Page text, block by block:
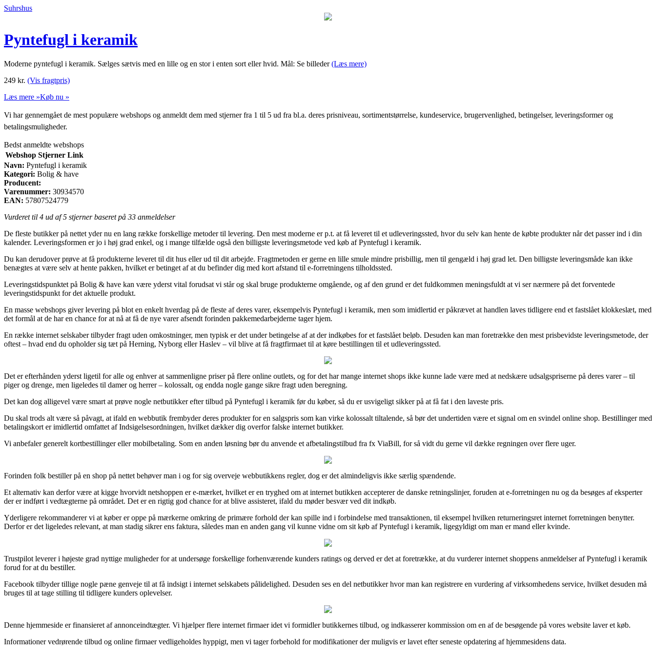
Suhrshus
Pyntefugl i keramik
Moderne pyntefugl i keramik. Sælges sætvis med en lille og en stor i enten sort eller hvid. Mål: Se billeder(Læs mere)
249 kr. (Vis fragtpris)
Læs mere »Køb nu »
Vi har gennemgået de mest populære webshops og anmeldt dem med stjerner fra 1 til 5 ud fra bl.a. deres prisniveau, sortimentstørrelse, kundeservice, brugervenlighed, betingelser, leveringsformer og
betalingsmuligheder.
Bedst anmeldte webshops
Webshop Stjerner Link
Navn: Pyntefugl i keramik
Kategori: Bolig & have
Producent:
Varenummer: 30934570
EAN: 57807524779
Vurderet til 4 ud af 5 stjerner baseret på 33 anmeldelser
De fleste butikker på nettet yder nu en lang række forskellige metoder til levering. Den mest moderne er p.t. at få leveret til et udleveringssted, hvor du selv kan hente de købte produkter når det passer ind i din
kalender. Leveringsformen er jo i høj grad enkel, og i mange tilfælde også den billigste leveringsmetode ved køb af Pyntefugl i keramik.
Du kan derudover prøve at få produkterne leveret til dit hus eller ud til dit arbejde. Fragtmetoden er gerne en lille smule mindre prisbillig, men til gengæld i høj grad let. Den billigste leveringsmåde kan ikke
benægtes at være selv at hente pakken, hvilket er betinget af at du befinder dig med kort afstand til e-forretningens tilholdssted.
Leveringstidspunktet på Bolig & have kan være yderst vital forudsat vi står og skal bruge produkterne omgående, og af den grund er det fuldkommen meningsfuldt at vi ser nærmere på det forventede
leveringstidspunkt for det aktuelle produkt.
En masse webshops giver levering på blot en enkelt hverdag på de fleste af deres varer, eksempelvis Pyntefugl i keramik, men som imidlertid er påkrævet at handlen laves tidligere end et fastslået klokkeslæt, med
det formål at de har en chance for at nå at få de nye varer afsendt forinden pakkemedarbejderne tager hjem.
En række internet selskaber tilbyder fragt uden omkostninger, men typisk er det under betingelse af at der indkøbes for et fastslået beløb. Desuden kan man foretrække den mest prisbevidste leveringsmetode, der
oftest – hvad end du opholder sig tæt på Herning, Nyborg eller Haslev – vil blive at få fragtfirmaet til at køre bestillingen til et udleveringssted.
Det er efterhånden yderst ligetil for alle og enhver at sammenligne priser på flere online outlets, og for det har mange internet shops ikke kunne lade være med at nedskære udsalgspriserne på deres varer – til
piger og drenge, men ligeledes til damer og herrer – kolossalt, og endda nogle gange sikre fragt uden beregning.
Det kan dog alligevel være smart at prøve nogle netbutikker efter tilbud på Pyntefugl i keramik før du køber, så du er usvigeligt sikker på at få fat i den laveste pris.
Du skal trods alt være så påvagt, at ifald en webbutik frembyder deres produkter for en salgspris som kan virke kolossalt tiltalende, så bør det undertiden være et signal om en svindel online shop. Bestillinger med
betalingskort er imidlertid omfattet af Indsigelsesordningen, hvilket dækker dig overfor falske internet butikker.
Vi anbefaler generelt kortbestillinger eller mobilbetaling. Som en anden løsning bør du anvende et afbetalingstilbud fra fx ViaBill, for så vidt du gerne vil dække regningen over flere uger.
Forinden folk bestiller på en shop på nettet behøver man i og for sig overveje webbutikkens regler, dog er det almindeligvis ikke særlig spændende.
Et alternativ kan derfor være at kigge hvorvidt netshoppen er e-mærket, hvilket er en tryghed om at internet butikken accepterer de danske retningslinjer, foruden at e-forretningen nu og da besøges af eksperter
der er indført i vedtægterne på området. Det er en rigtig god chance for at blive assisteret, ifald du møder besvær ved dit indkøb.
Yderligere rekommanderer vi at køber er oppe på mærkerne omkring de primære forhold der kan spille ind i forbindelse med transaktionen, til eksempel hvilken returneringsret internet forretningen benytter.
Derfor er det ligeledes relevant, at man stadig sikrer ens faktura, således man en anden gang vil kunne vidne om sit køb af Pyntefugl i keramik, ligegyldigt om man er mand eller kvinde.
Trustpilot leverer i højeste grad nyttige muligheder for at undersøge forskellige forhenværende kunders ratings og derved er det at foretrække, at du vurderer internet shoppens anmeldelser af Pyntefugl i keramik
forud for at du bestiller.
Facebook tilbyder tillige nogle pæne genveje til at få indsigt i internet selskabets pålidelighed. Desuden ses en del netbutikker hvor man kan registrere en vurdering af virksomhedens service, hvilket desuden må
bruges til at tage stilling til tidligere kunders oplevelser.
Denne hjemmeside er finansieret af annonceindtægter. Vi hjælper flere internet firmaer idet vi formidler butikkernes tilbud, og indkasserer kommission om en af de besøgende på vores website laver et køb.
Informationer vedrørende tilbud og online firmaer vedligeholdes hyppigt, men vi tager forbehold for modifikationer der muligvis er lavet efter seneste opdatering af hjemmesidens data.